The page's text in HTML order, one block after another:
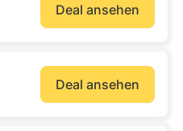
Deal ansehen
Deal ansehen